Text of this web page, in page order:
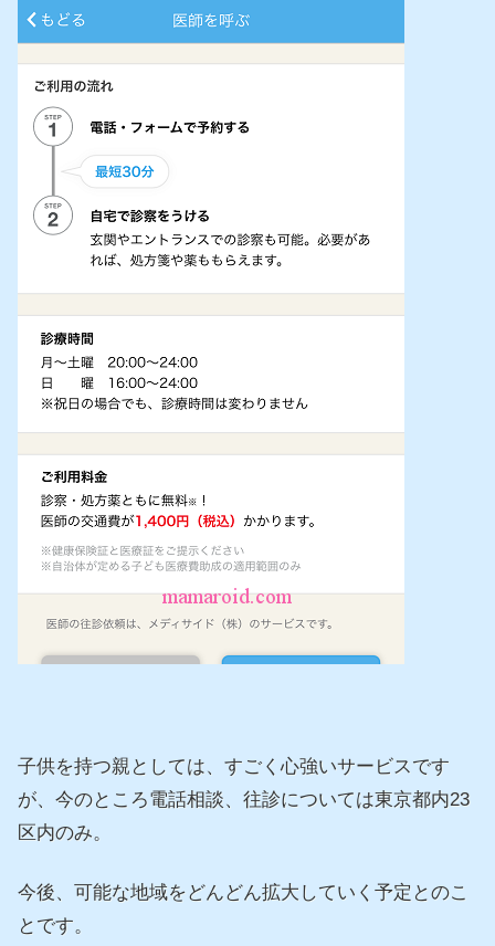
子供を持つ親としては、すごく心強いサービスです
が、今のところ電話相談、往診については東京都内23
区内のみ。
今後、可能な地域をどんどん拡大していく予定とのこ
とです。